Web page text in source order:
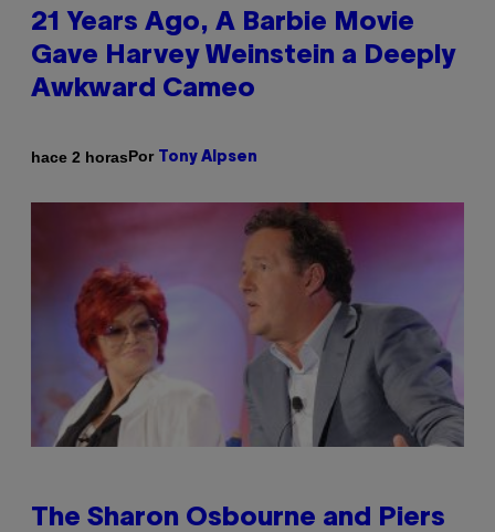
21 Years Ago, A Barbie Movie
Gave Harvey Weinstein a Deeply
Awkward Cameo
hace 2 horasPor Tony Alpsen
The Sharon Osbourne and Piers